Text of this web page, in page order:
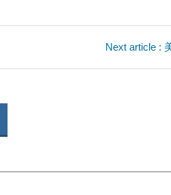
Next article :